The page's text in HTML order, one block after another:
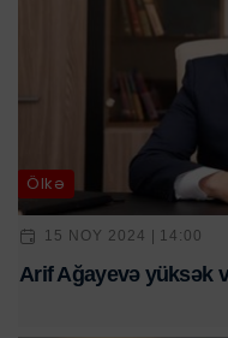
Ölkə
15 NOY 2024 | 14:00
Arif Ağayevə yüksək